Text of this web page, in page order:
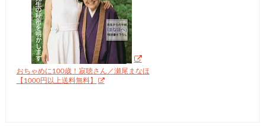
おちゃめに100歳！寂聴さん／瀬尾まなほ
【1000円以上送料無料】